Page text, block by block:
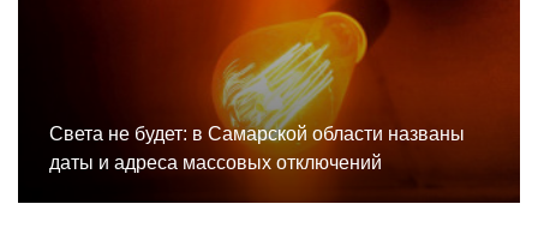
Света не будет: в Самарской области названы
даты и адреса массовых отключений